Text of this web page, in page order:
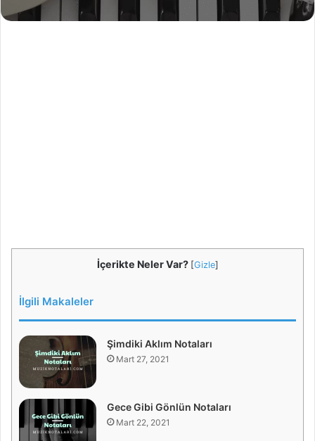
İçerikte Neler Var? [Gizle]
İlgili Makaleler
Şimdiki Aklım Notaları
Mart 27, 2021
Gece Gibi Gönlün Notaları
Mart 22, 2021